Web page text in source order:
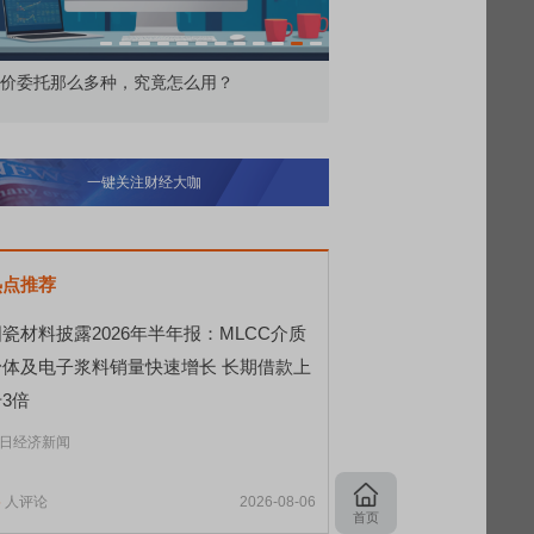
所顶格打新居然只能中碎股
一键关注财经大咖
推荐
材料披露2026年半年报：MLCC介质
及电子浆料销量快速增长 长期借款上
倍
经济新闻
人评论 2026-08-06
首页